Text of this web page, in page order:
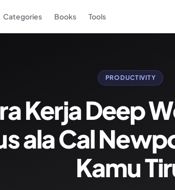
Categories Books Tools
PRODUCTIVITY
Kerja Deep
ala Cal
Kamu